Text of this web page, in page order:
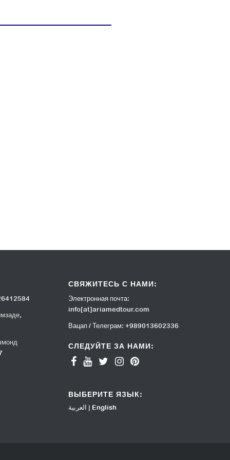
СВЯЖИТЕСЬ С НАМИ:
Электронная почта:
info[at]ariamedtour.com
Вацап / Телеграм: +989013602336
СЛЕДУЙТЕ ЗА НАМИ:
ВЫБЕРИТЕ ЯЗЫК:
العربية | English